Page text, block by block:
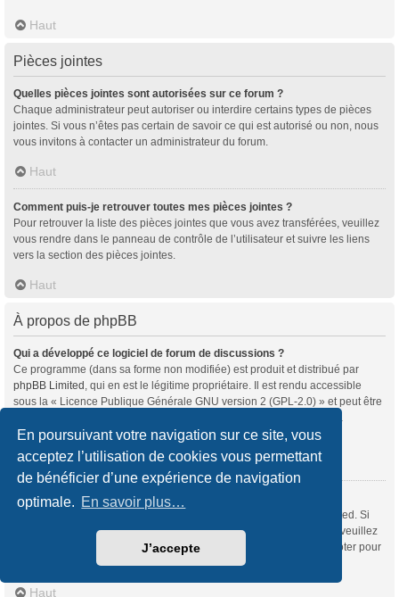
En poursuivant votre navigation sur ce site, vous
acceptez l’utilisation de cookies vous permettant
de bénéficier d’une expérience de navigation
optimale. En savoir plus…
J’accepte
Haut
Pièces jointes
Quelles pièces jointes sont autorisées sur ce forum ?
Chaque administrateur peut autoriser ou interdire certains types de pièces
jointes. Si vous n’êtes pas certain de savoir ce qui est autorisé ou non, nous
vous invitons à contacter un administrateur du forum.
Haut
Comment puis-je retrouver toutes mes pièces jointes ?
Pour retrouver la liste des pièces jointes que vous avez transférées, veuillez
vous rendre dans le panneau de contrôle de l’utilisateur et suivre les liens
vers la section des pièces jointes.
Haut
À propos de phpBB
Qui a développé ce logiciel de forum de discussions ?
Ce programme (dans sa forme non modifiée) est produit et distribué par
phpBB Limited , qui en est le légitime propriétaire. Il est rendu accessible
sous la « Licence Publique Générale GNU version 2 (GPL-2.0) » et peut être
rubrique «À propos de phpBB» (en anglais).
Haut
Pourquoi la fonctionnalité X n’est pas disponible ?
Ce programme a été développé et mis sous licence par phpBB Limited. Si
vous souhaitez proposer l’intégration d’une nouvelle fonctionnalité, veuillez
notre centre d’idées(en anglais) où vous pourrez voter pour
les idées soumises par d’autres utilisateurs et suggérer les vôtres.
Haut